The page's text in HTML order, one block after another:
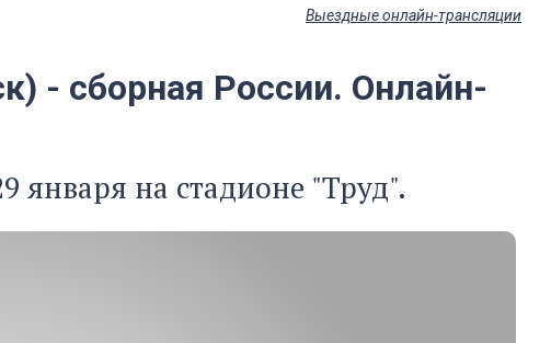
Выездные онлайн-трансляции
- сборная России. Онлайн-
января на стадионе "Труд".